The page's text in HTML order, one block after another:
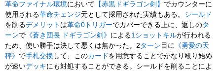
革命ファイナル環境において 【赤黒ドギラゴン剣】 でカウンターに
使用される革命チェンジ元として採用された実績もある。 シールド
を削るデメリット は革命0トリガーでカバーできる上に、返しのタ
ーンで 《蒼き団長 ドギラゴン剣》 による1ショットキルが行われる
ため、使い勝手は決して悪くは無かった。2 ターン 目に 《勇愛の天
秤》 で手札交換 して、このカード を用意することでかなり殴り始め
が速いデッキにも対処することができる。シールドを削ることによ